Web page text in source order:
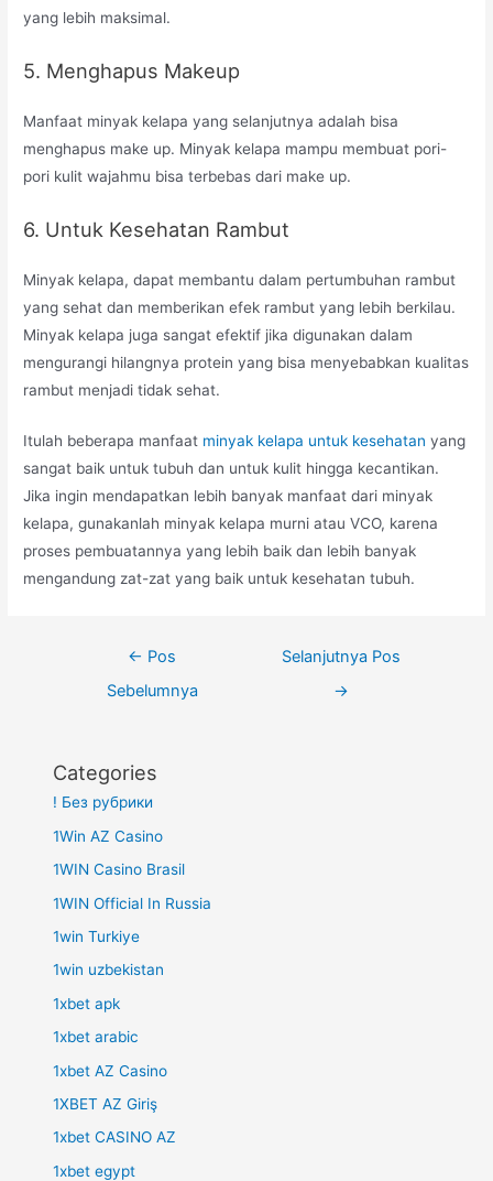
yang lebih maksimal.
5. Menghapus Makeup
Manfaat minyak kelapa yang selanjutnya adalah bisa
menghapus make up. Minyak kelapa mampu membuat pori-
pori kulit wajahmu bisa terbebas dari make up.
6. Untuk Kesehatan Rambut
Minyak kelapa, dapat membantu dalam pertumbuhan rambut
yang sehat dan memberikan efek rambut yang lebih berkilau.
Minyak kelapa juga sangat efektif jika digunakan dalam
mengurangi hilangnya protein yang bisa menyebabkan kualitas
rambut menjadi tidak sehat.
Itulah beberapa manfaat minyak kelapa untuk kesehatan yang
sangat baik untuk tubuh dan untuk kulit hingga kecantikan.
Jika ingin mendapatkan lebih banyak manfaat dari minyak
kelapa, gunakanlah minyak kelapa murni atau VCO, karena
proses pembuatannya yang lebih baik dan lebih banyak
mengandung zat-zat yang baik untuk kesehatan tubuh.
← Pos
Sebelumnya
Selanjutnya Pos
→
Categories
! Без рубрики
1Win AZ Casino
1WIN Casino Brasil
1WIN Official In Russia
1win Turkiye
1win uzbekistan
1xbet apk
1xbet arabic
1xbet AZ Casino
1XBET AZ Giriş
1xbet CASINO AZ
1xbet egypt